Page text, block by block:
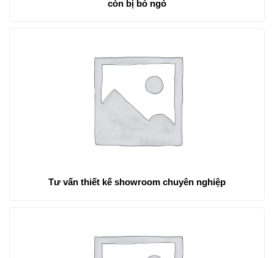
còn bị bỏ ngỏ
Tư vấn thiết kế showroom chuyên nghiệp